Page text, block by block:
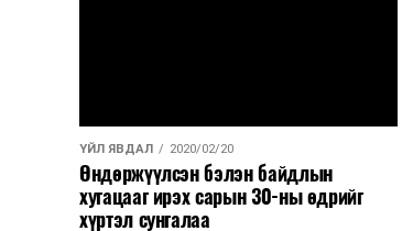
ҮЙЛ ЯВДАЛ 2020/02/20
Өндөржүүлсэн бэлэн байдлын
хугацааг ирэх сарын 30-ны өдрийг
хүртэл сунгалаа